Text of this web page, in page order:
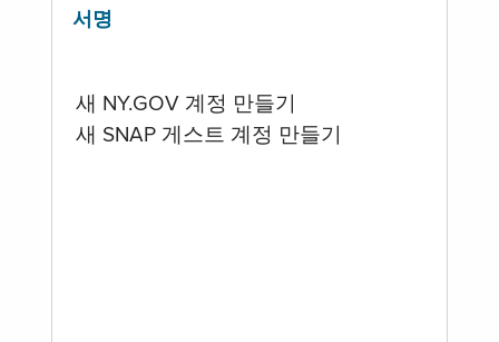
서명
새 NY.GOV 계정 만들기
새 SNAP 게스트 계정 만들기